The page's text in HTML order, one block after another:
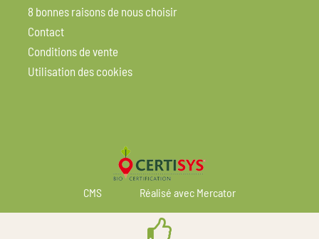
8 bonnes raisons de nous choisir
Contact
Conditions de vente
Utilisation des cookies
CMS Réalisé avec Mercator